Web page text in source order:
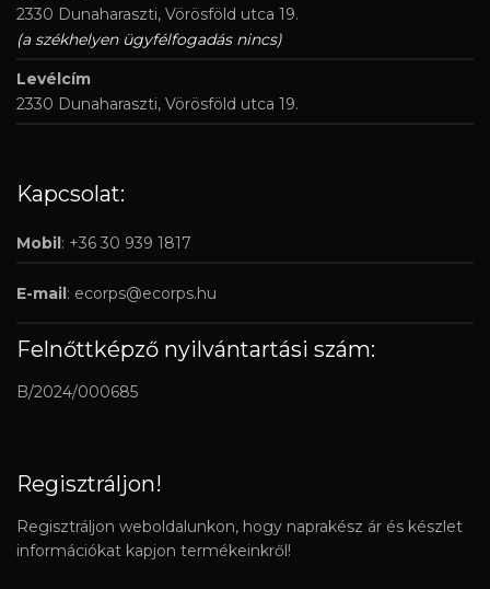
2330 Dunaharaszti, Vörösföld utca 19.
(a székhelyen ügyfélfogadás nincs)
Levélcím
2330 Dunaharaszti, Vörösföld utca 19.
Kapcsolat:
Mobil: +36 30 939 1817
E-mail: ecorps@ecorps.hu
Felnőttképző nyilvántartási szám:
B/2024/000685
Regisztráljon!
Regisztráljon weboldalunkon, hogy naprakész ár és készlet
információkat kapjon termékeinkről!